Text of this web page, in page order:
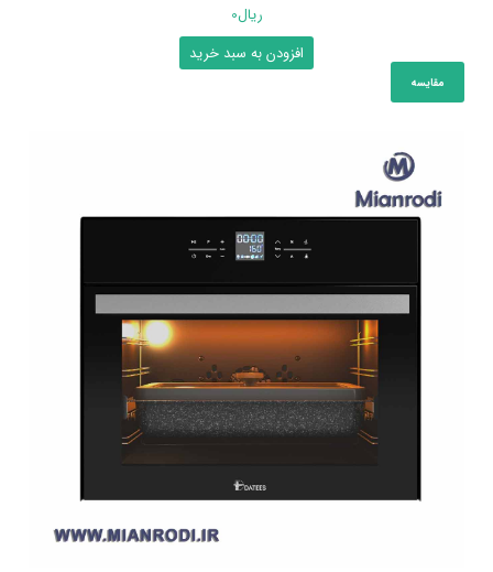
ریال0
افزودن به سبد خرید
مقایسه